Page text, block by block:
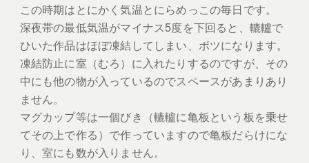
この時期はとにかく気温とにらめっこの毎日です。
深夜帯の最低気温がマイナス5度を下回ると、轆轤で
ひいた作品はほぼ凍結してしまい、ボツになります。
凍結防止に室（むろ）に入れたりするのですが、その
中にも他の物が入っているのでスペースがあまりあり
ません。
マグカップ等は一個びき（轆轤に亀板という板を乗せ
てその上で作る）で作っていますので亀板だらけにな
り、室にも数が入りません。